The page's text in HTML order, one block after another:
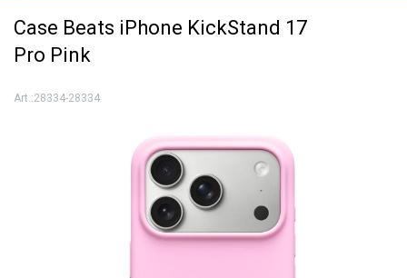
Case Beats iPhone KickStand 17
Pro Pink
28334-28334